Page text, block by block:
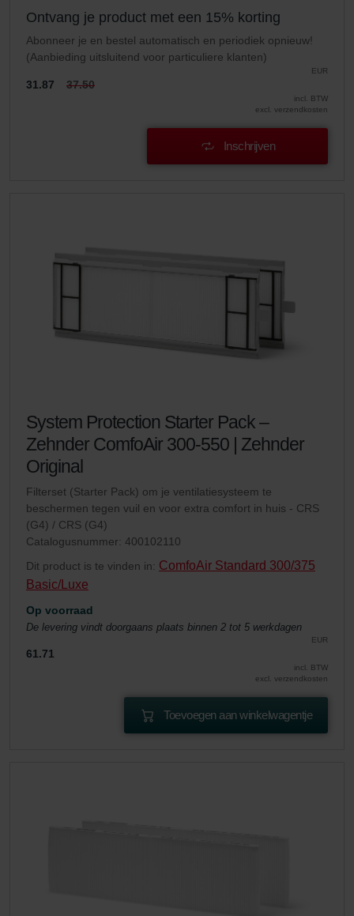
Ontvang je product met een 15% korting
Abonneer je en bestel automatisch en periodiek opnieuw!
(Aanbieding uitsluitend voor particuliere klanten)
EUR
31.87 37.50
incl. BTW
excl. verzendkosten
Inschrijven
System Protection Starter Pack –
Zehnder ComfoAir 300-550 | Zehnder
Original
Filterset (Starter Pack) om je ventilatiesysteem te
beschermen tegen vuil en voor extra comfort in huis - CRS
(G4) / CRS (G4)
Catalogusnummer: 400102110
Dit product is te vinden in: ComfoAir Standard 300/375
Basic/Luxe
Op voorraad
De levering vindt doorgaans plaats binnen 2 tot 5 werkdagen
EUR
61.71
incl. BTW
excl. verzendkosten
Toevoegen aan winkelwagentje